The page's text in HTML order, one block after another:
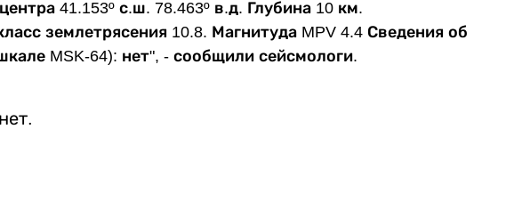
41.153º с.ш. 78.463º в.д. Глубина 10 км.
землетрясения 10.8. Магнитуда MPV 4.4 Сведения об
MSK-64): нет", - сообщили сейсмологи.